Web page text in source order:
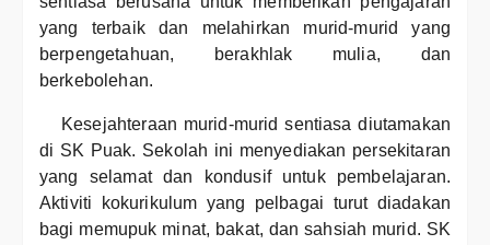
yang terbaik dan melahirkan murid-murid yang
berpengetahuan, berakhlak mulia, dan
berkebolehan.
Kesejahteraan murid-murid sentiasa diutamakan
di SK Puak. Sekolah ini menyediakan persekitaran
yang selamat dan kondusif untuk pembelajaran.
Aktiviti kokurikulum yang pelbagai turut diadakan
bagi memupuk minat, bakat, dan sahsiah murid. SK